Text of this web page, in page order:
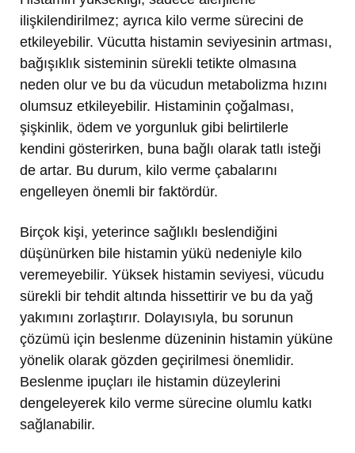
ilişkilendirilmez; ayrıca kilo verme sürecini de
etkileyebilir. Vücutta histamin seviyesinin artması,
bağışıklık sisteminin sürekli tetikte olmasına
neden olur ve bu da vücudun metabolizma hızını
olumsuz etkileyebilir. Histaminin çoğalması,
şişkinlik, ödem ve yorgunluk gibi belirtilerle
kendini gösterirken, buna bağlı olarak tatlı isteği
de artar. Bu durum, kilo verme çabalarını
engelleyen önemli bir faktördür.
Birçok kişi, yeterince sağlıklı beslendiğini
düşünürken bile histamin yükü nedeniyle kilo
veremeyebilir. Yüksek histamin seviyesi, vücudu
sürekli bir tehdit altında hissettirir ve bu da yağ
yakımını zorlaştırır. Dolayısıyla, bu sorunun
çözümü için beslenme düzeninin histamin yüküne
yönelik olarak gözden geçirilmesi önemlidir.
Beslenme ipuçları ile histamin düzeylerini
dengeleyerek kilo verme sürecine olumlu katkı
sağlanabilir.